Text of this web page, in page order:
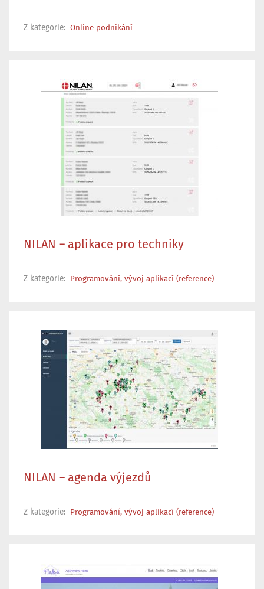
Z kategorie: Online podnikání
NILAN – aplikace pro techniky
Z kategorie: Programování, vývoj aplikací (reference)
NILAN – agenda výjezdů
Z kategorie: Programování, vývoj aplikací (reference)